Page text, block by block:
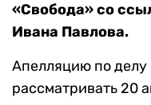
«Свобода» со
Ивана Павлова.
Апелляцию по
рассматривать 20